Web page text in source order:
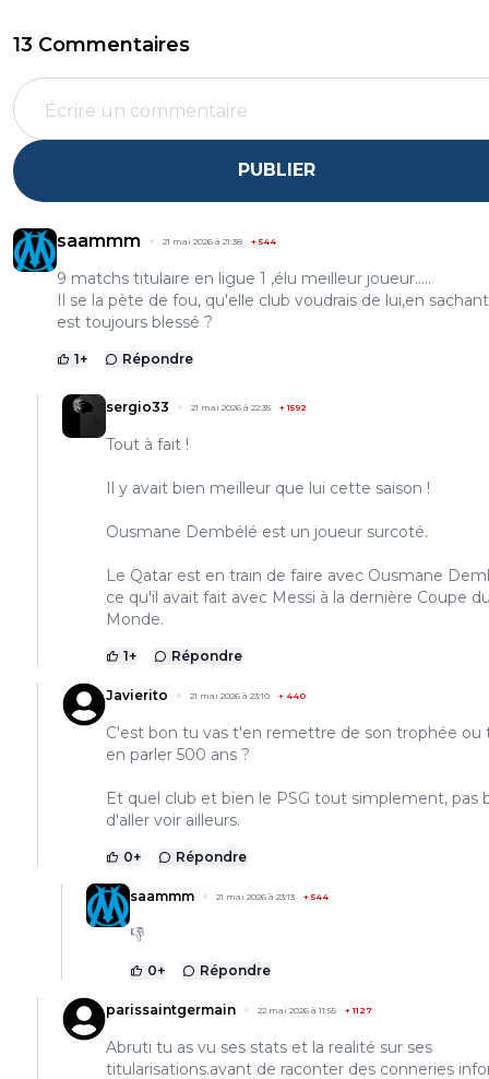
13 Commentaires
PUBLIER
saammm 21 mai 2026 à 21:38 + 544
9 matchs titulaire en ligue 1 ,élu meilleur joueur.....
Il se la pète de fou, qu'elle club voudrais de lui,en
est toujours blessé ?
1+ Répondre
sergio33 21 mai 2026 à 22:35 +1592
Tout à fait !
Il y avait bien meilleur que lui cette saison !
Ousmane Dembélé est un joueur surcoté.
Le Qatar est en train de faire avec Ousmane
ce qu'il avait fait avec Messi à la dernière Coupe
Monde.
1+ Répondre
Javierito 21 mai 2026 à 23:10 + 440
C'est bon tu vas t'en remettre de son trophée ou
en parler 500 ans ?
Et quel club et bien le PSG tout simplement, pas
d'aller voir ailleurs.
0+ Répondre
saammm 21 mai 2026 à 23:13 + 544
👎
0+ Répondre
parissaintgermain 22 mai 2026 à 11:55 +1127
Abruti tu as vu ses stats et la realité sur ses
titularisations.avant de raconter des conneries